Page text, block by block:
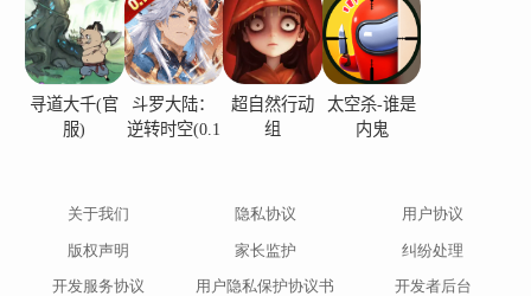
成为英雄，融合大师战士，并制作在下一场战斗中
使用的正确武器。
赚取
重物品。
寻道大千(官
服)
斗罗大陆：
逆转时空(0.1
超自然行动
组
太空杀-谁是
内鬼
关于我们 隐私协议
用户协议
版权声明
家长监护
纠纷处理
开发服务协议
用户隐私保护协议书 开发者后台